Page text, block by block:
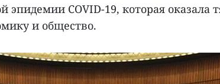
эпидемии COVID-19, которая оказала
и общество.